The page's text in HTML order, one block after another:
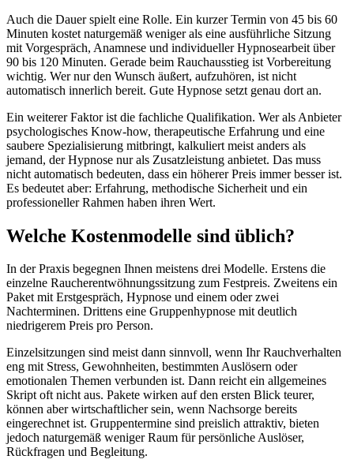
Auch die Dauer spielt eine Rolle. Ein kurzer Termin von 45 bis 60
Minuten kostet naturgemäß weniger als eine ausführliche Sitzung
mit Vorgespräch, Anamnese und individueller Hypnosearbeit über
90 bis 120 Minuten. Gerade beim Rauchausstieg ist Vorbereitung
wichtig. Wer nur den Wunsch äußert, aufzuhören, ist nicht
automatisch innerlich bereit. Gute Hypnose setzt genau dort an.
Ein weiterer Faktor ist die fachliche Qualifikation. Wer als Anbieter
psychologisches Know-how, therapeutische Erfahrung und eine
saubere Spezialisierung mitbringt, kalkuliert meist anders als
jemand, der Hypnose nur als Zusatzleistung anbietet. Das muss
nicht automatisch bedeuten, dass ein höherer Preis immer besser ist.
Es bedeutet aber: Erfahrung, methodische Sicherheit und ein
professioneller Rahmen haben ihren Wert.
Welche Kostenmodelle sind üblich?
In der Praxis begegnen Ihnen meistens drei Modelle. Erstens die
einzelne Raucherentwöhnungssitzung zum Festpreis. Zweitens ein
Paket mit Erstgespräch, Hypnose und einem oder zwei
Nachterminen. Drittens eine Gruppenhypnose mit deutlich
niedrigerem Preis pro Person.
Einzelsitzungen sind meist dann sinnvoll, wenn Ihr Rauchverhalten
eng mit Stress, Gewohnheiten, bestimmten Auslösern oder
emotionalen Themen verbunden ist. Dann reicht ein allgemeines
Skript oft nicht aus. Pakete wirken auf den ersten Blick teurer,
können aber wirtschaftlicher sein, wenn Nachsorge bereits
eingerechnet ist. Gruppentermine sind preislich attraktiv, bieten
jedoch naturgemäß weniger Raum für persönliche Auslöser,
Rückfragen und Begleitung.